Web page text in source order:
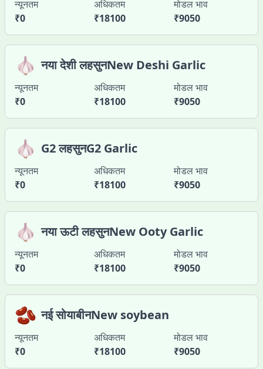
न्यूनतम
₹0
अधिकतम
₹18100
मोडल भाव
₹9050
🧄 नया देशी लहसुनNew Deshi Garlic
न्यूनतम
₹0
अधिकतम
₹18100
मोडल भाव
₹9050
🧄 G2 लहसुनG2 Garlic
न्यूनतम
₹0
अधिकतम
₹18100
मोडल भाव
₹9050
🧄 नया ऊटी लहसुनNew Ooty Garlic
न्यूनतम
₹0
अधिकतम
₹18100
मोडल भाव
₹9050
🫘 नई सोयाबीनNew soybean
न्यूनतम
₹0
अधिकतम
₹18100
मोडल भाव
₹9050